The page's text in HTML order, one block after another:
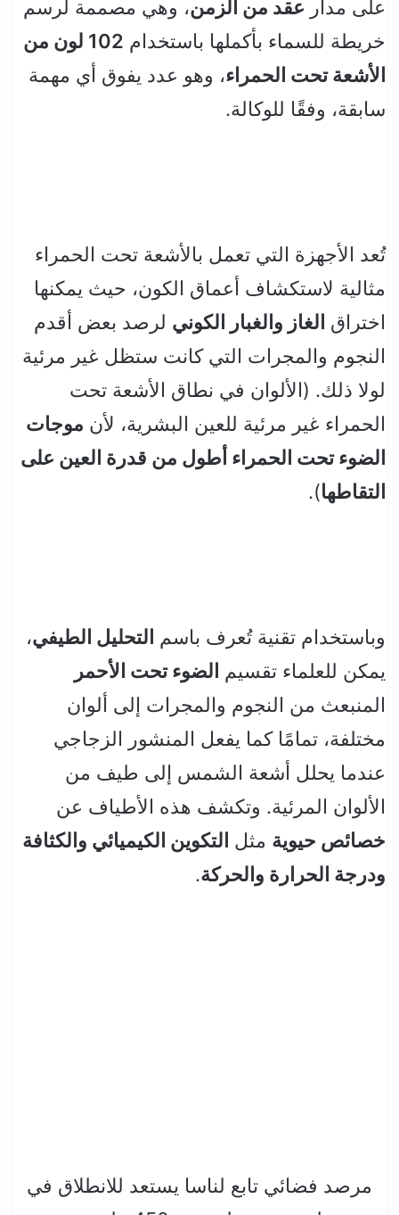
على مدار عقد من الزمن، وهي مصممة لرسم
خريطة للسماء بأكملها باستخدام
102 لون من
الأشعة تحت الحمراء، وهو عدد يفوق أي مهمة
سابقة، وفقًا للوكالة.
تُعد الأجهزة التي تعمل بالأشعة تحت الحمراء
مثالية لاستكشاف أعماق الكون، حيث يمكنها
اختراق الغاز والغبار الكوني لرصد بعض أقدم
النجوم والمجرات التي كانت ستظل غير مرئية
لولا ذلك. (الألوان في نطاق الأشعة تحت
الحمراء غير مرئية للعين البشرية، لأن موجات
الضوء تحت الحمراء أطول من قدرة العين على
التقاطها).
وباستخدام تقنية تُعرف باسم التحليل الطيفي،
يمكن للعلماء تقسيم الضوء تحت الأحمر
المنبعث من النجوم والمجرات إلى ألوان
مختلفة، تمامًا كما يفعل المنشور الزجاجي
عندما يحلل أشعة الشمس إلى طيف من
الألوان المرئية. وتكشف هذه الأطياف عن
خصائص حيوية مثل التكوين الكيميائي والكثافة
ودرجة الحرارة والحركة.
مرصد فضائي تابع لناسا يستعد للانطلاق في